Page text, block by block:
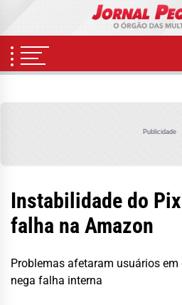
content
Publicidade
Instabilidade do
falha na Amazon
Problemas afetaram usuários em
nega falha interna